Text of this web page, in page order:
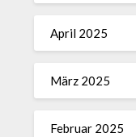
April 2025
März 2025
Februar 2025